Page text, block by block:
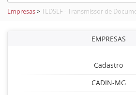
Empresas>TEDSEF - Transmissor de
EMPRESAS
Cadastro
CADIN-MG